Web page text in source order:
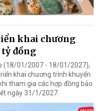
khai chương
đồng
(18/01/2007 - 18/01/2027),
khai chương trình khuyến
tham gia các hợp đồng bảo
ngày 31/1/2027.